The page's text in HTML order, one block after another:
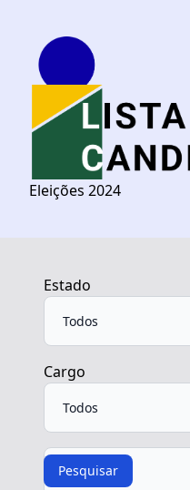
Eleições 2024
Estado
Cargo
Procurar
Pesquisar